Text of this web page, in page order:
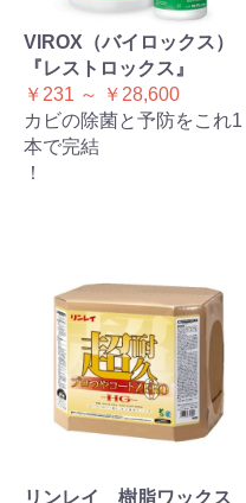
VIROX（バイロックス）
『レストロックス』
￥231 ～ ￥28,600
カビの除菌と予防をこれ1
本で完結
！
リンレイ 樹脂ワックス